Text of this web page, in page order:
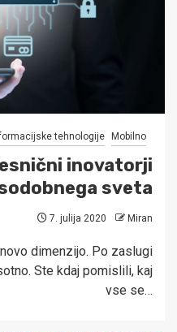
tehnologije Mobilno
inovatorji
sveta
7. julija 2020 Miran
dimenzijo. Po zaslugi
Ste kdaj pomislili, kaj
vse se…